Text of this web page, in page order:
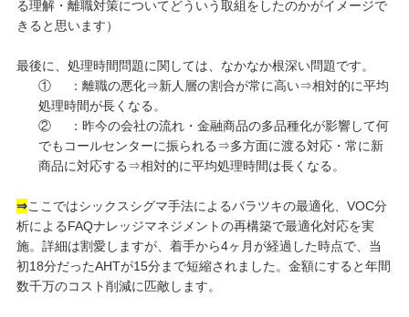
る理解・離職対策についてどういう取組をしたのかがイメージで
きると思います）
最後に、処理時間問題に関しては、なかなか根深い問題です。
① ：離職の悪化⇒新人層の割合が常に高い⇒相対的に平均
処理時間が長くなる。
② ：昨今の会社の流れ・金融商品の多品種化が影響して何
でもコールセンターに振られる⇒多方面に渡る対応・常に新
商品に対応する⇒相対的に平均処理時間は長くなる。
⇒ここではシックスシグマ手法によるバラツキの最適化、VOC分
析によるFAQナレッジマネジメントの再構築で最適化対応を実
施。詳細は割愛しますが、着手から4ヶ月が経過した時点で、当
初18分だったAHTが15分まで短縮されました。金額にすると年間
数千万のコスト削減に匹敵します。